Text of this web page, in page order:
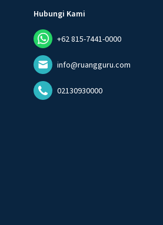
Hubungi Kami
+62 815-7441-0000
info@ruangguru.com
02130930000